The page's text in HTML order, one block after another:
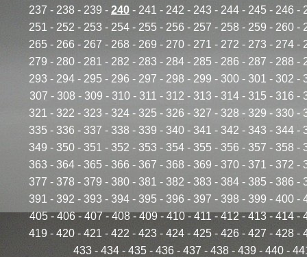
237 - 238 - 239 - 240 - 241 - 242 - 243 - 244 - 245 - 246 -
251 - 252 - 253 - 254 - 255 - 256 - 257 - 258 - 259 - 260 -
265 - 266 - 267 - 268 - 269 - 270 - 271 - 272 - 273 - 274 -
279 - 280 - 281 - 282 - 283 - 284 - 285 - 286 - 287 - 288 -
293 - 294 - 295 - 296 - 297 - 298 - 299 - 300 - 301 - 302 -
307 - 308 - 309 - 310- 311 - 312 - 313 - 314- 315 - 316 -
321 - 322 - 323 - 324 - 325 - 326 - 327 - 328 - 329 - 330 -
335 - 336 - 337 - 338 - 339 - 340 - 341 - 342 - 343 - 344 -
349 - 350 - 351 - 352 - 353 - 354 - 355 - 356 - 357 - 358 -
363 - 364 - 365 - 366 - 367 - 368 - 369 - 370 - 371 - 372 -
377 - 378 - 379 - 380 - 381 - 382 - 383 - 384 - 385 - 386 -
391 - 392 - 393 - 394 - 395 - 396 - 397 - 398 - 399 - 400 -
405-406-407-408-409-410-411-412-413-414-
419 - 420 - 421 - 422 - 423 - 424 - 425 - 426 - 427 - 428 -
433- 434- 435- 436- 437 - 438- 439 - 440-